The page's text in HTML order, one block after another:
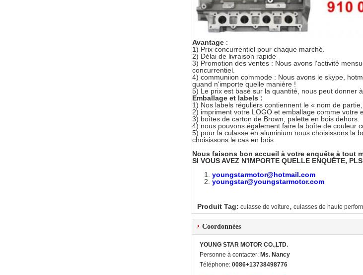
Avantage :
1) Prix concurrentiel pour chaque marché.
2) Délai de livraison rapide
3) Promotion des ventes : Nous avons l'activité
concurrentiel.
4) communiion commode : Nous avons le skype,
quand n'importe quelle manière !
5) Le prix est basé sur la quantité, nous peut donner
Emballage et labels :
1) Nos labels réguliers contiennent le « nom de
2) impriment votre LOGO et emballage comme votre
3) boîtes de carton de Brown, palette en bois dehors.
4) nous pouvons également faire la boîte de couleur
5) pour la culasse en aluminium nous choisissons la
choisissons le cas en bois.
Nous faisons bon accueil à votre enquête à tout
SI VOUS AVEZ N'IMPORTE QUELLE ENQUÊTE,
youngstarmotor@hotmail.com
youngstar@youngstarmotor.com
Produit Tag: culasse de voiture, culasses de haute
Coordonnées
YOUNG STAR MOTOR CO.,LTD.
Personne à contacter: Ms. Nancy
Téléphone: 0086+13738498776